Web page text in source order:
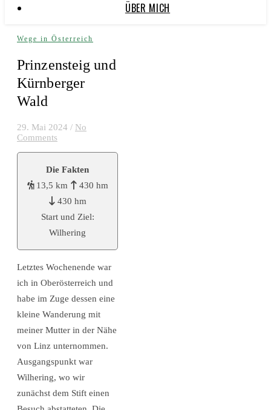
ÜBER MICH
Wege in Österreich
Prinzensteig und
Kürnberger
Wald
29. Mai 2024 / No
Comments
Die Fakten
13,5 km
430 hm
430 hm
Start und Ziel:
Wilhering
Letztes Wochenende war
ich in Oberösterreich und
habe im Zuge dessen eine
kleine Wanderung mit
meiner Mutter in der Nähe
von Linz unternommen.
Ausgangspunkt war
Wilhering, wo wir
zunächst dem Stift einen